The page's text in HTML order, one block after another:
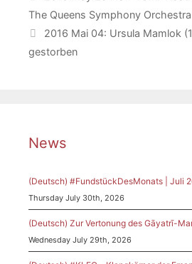
The Queens Symphony Orchestra
2016 Mai 04: Ursula Mamlok
gestorben
News
(Deutsch) #FundstückDesMonats | Juli
Thursday July 30th, 2026
(Deutsch) Zur Vertonung des Gāyatrī-
Wednesday July 29th, 2026